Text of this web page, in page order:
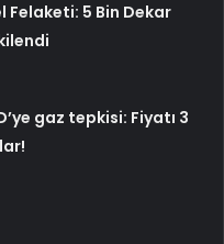
Felaketi: 5 Bin Dekar
gaz tepkisi: Fiyatı 3